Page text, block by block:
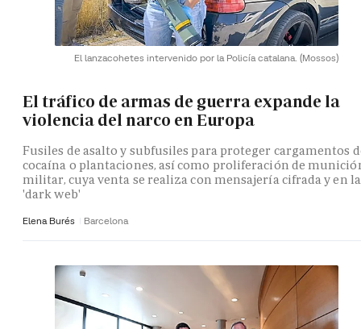
El lanzacohetes intervenido por la Policía catalana. (Mossos)
El tráfico de armas de guerra expande la
violencia del narco en Europa
Fusiles de asalto y subfusiles para proteger cargamentos
cocaína o plantaciones, así como proliferación de
militar, cuya venta se realiza con mensajería cifrada y en la
'dark web'
Elena Burés Barcelona